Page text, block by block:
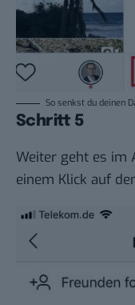
So senkst du deinen
Schritt 5
Weiter geht es im
einem Klick auf